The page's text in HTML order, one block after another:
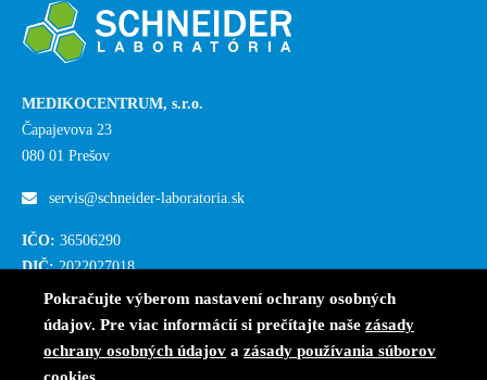
Pokračujte výberom nastavení ochrany osobných
údajov. Pre viac informácií si prečítajte našezásady
ochrany osobných údajov azásady používania súborov
MEDIKOCENTRUM, s.r.o.
Čapajevova 23
080 01 Prešov
servis@schneider-laboratoria.sk
IČO: 36506290
DIČ:2022027018
IČ DPH:
SK 2022027018
Číslo účtu:2188962955/0200